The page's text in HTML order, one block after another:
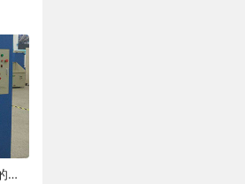
现代粉尘处理设备：技术革新与工业环保的新篇章